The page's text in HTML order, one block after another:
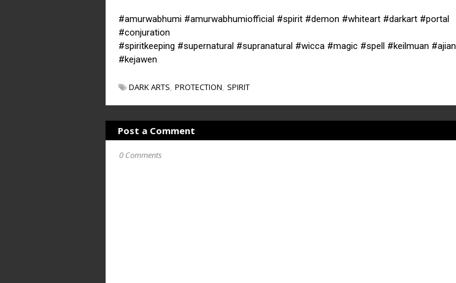
#amurwabhumi #amurwabhumiofficial #spirit #demon #whiteart #darkart #portal
#conjuration
#spiritkeeping #supernatural #supranatural #wicca #magic #spell #keilmuan #ajian
#kejawen
DARK ARTS PROTECTION SPIRIT
Post a Comment
0 Comments